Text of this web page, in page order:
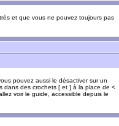
et que vous ne pouvez toujours pas
pouvez aussi le désactiver sur un
dans des crochets [ et ] à la place de <
voir le guide, accessible depuis le